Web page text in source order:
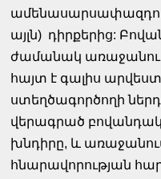
այլն) դիրքերից:
ժամանակ
հայտ է գալիս
ստեղծագործողի
վերագրած
խնդիրը, և
հնարավորության